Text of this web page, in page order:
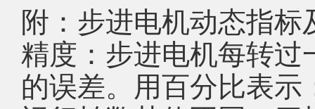
附：步进电机动态指
精度：步进电机每转
的误差。用百分比表